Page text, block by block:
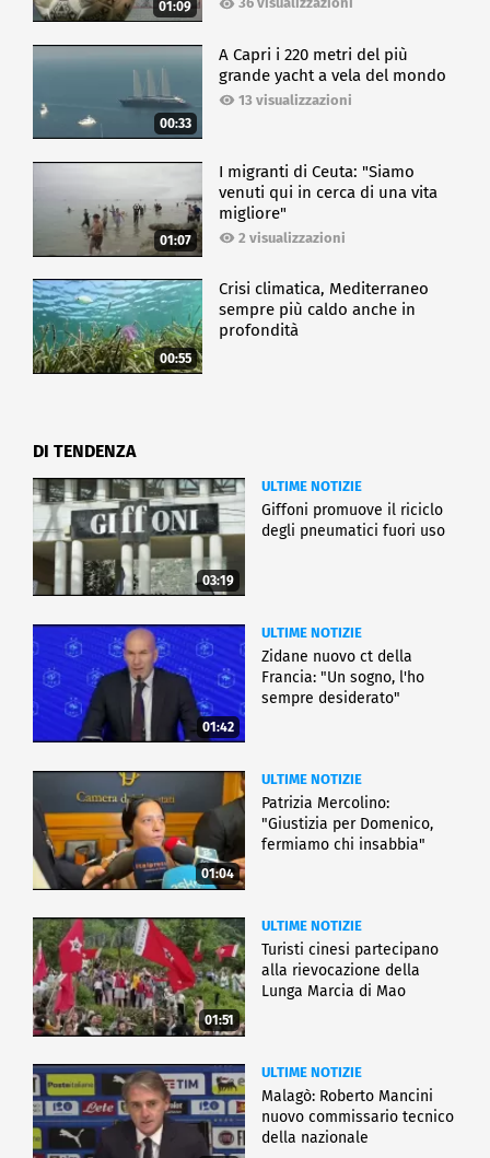
01:09
00:33
A Capri i 220 metri del più
grande yacht a vela del mondo
13 visualizzazioni
01:07
I migranti di Ceuta: "Siamo
venuti qui in cerca di una vita
migliore"
2 visualizzazioni
00:55
Crisi climatica, Mediterraneo
sempre più caldo anche in
profondità
DI TENDENZA
03:19
ULTIME NOTIZIE
Giffoni promuove il riciclo
degli pneumatici fuori uso
01:42
ULTIME NOTIZIE
Zidane nuovo ct della
Francia: "Un sogno, l'ho
sempre desiderato"
01:04
ULTIME NOTIZIE
Patrizia Mercolino:
"Giustizia per Domenico,
fermiamo chi insabbia"
01:51
ULTIME NOTIZIE
Turisti cinesi partecipano
alla rievocazione della
Lunga Marcia di Mao
ULTIME NOTIZIE
Malagò: Roberto Mancini
nuovo commissario tecnico
della nazionale